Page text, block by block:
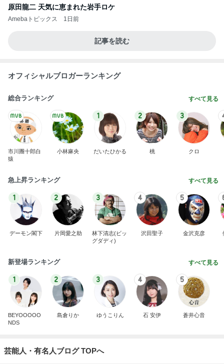
原田龍二 天気に恵まれた岩手ロケ
Amebaトピックス 1日前
記事を読む
オフィシャルブロガーランキング
総合ランキング すべて見る
市川團十郎白
猿
小林麻央
1
だいたひかる
2
桃
3
クロ
急上昇ランキング すべて見る
1
デーモン閣下
2
片岡愛之助
3
林下清志(ビッ
グダディ)
4
沢田聖子
5
金沢克彦
新登場ランキング すべて見る
1
BEYOOOOO
NDS
2
島倉りか
3
ゆうこりん
4
石 安伊
5
蒼井心音
芸能人・有名人ブログ TOPへ